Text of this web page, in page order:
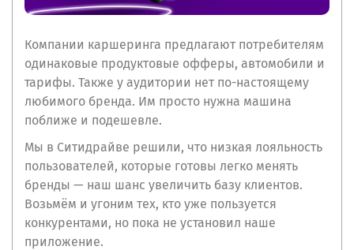
Компании каршеринга предлагают потребителям
одинаковые продуктовые офферы, автомобили и
тарифы. Также у аудитории нет по-настоящему
любимого бренда. Им просто нужна машина
поближе и подешевле.
Мы в Ситидрайве решили, что низкая лояльность
пользователей, которые готовы легко менять
бренды — наш шанс увеличить базу клиентов.
Возьмём и угоним тех, кто уже пользуется
конкурентами, но пока не установил наше
приложение.